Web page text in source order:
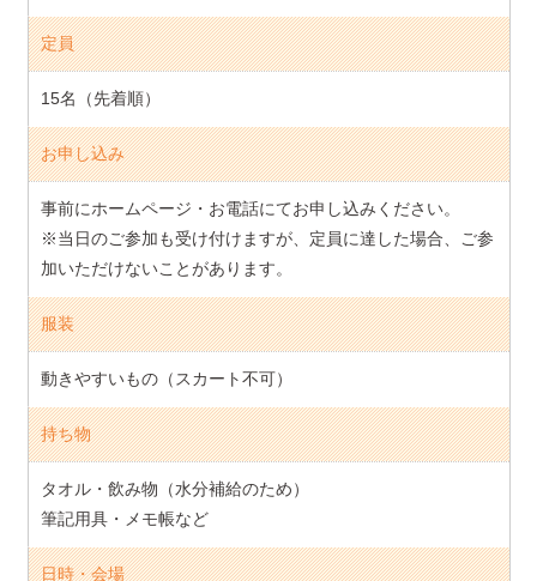
定員
15名（先着順）
お申し込み
事前にホームページ・お電話にてお申し込みください。
※当日のご参加も受け付けますが、定員に達した場合、ご参
加いただけないことがあります。
服装
動きやすいもの（スカート不可）
持ち物
タオル・飲み物（水分補給のため）
筆記用具・メモ帳など
日時・会場